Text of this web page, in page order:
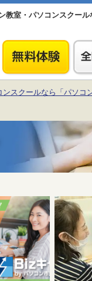
教室・パソコンスクー
スクールなら「パソコ